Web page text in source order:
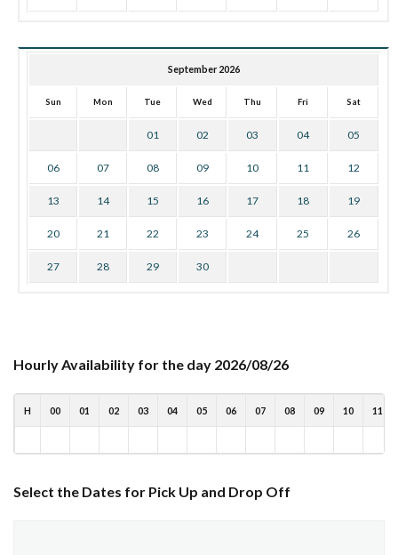
September 2026
Sun Mon Tue Wed Thu Fri Sat
01 02 03 04 05
06 07 08 09 10 11 12
13 14 15 16 17 18 19
20 21 22 23 24 25 26
27 28 29 30
Hourly Availability for the day 2026/08/26
H 00 01 02 03 04 05 06 07 08 09 10 11
Select the Dates for Pick Up and Drop Off